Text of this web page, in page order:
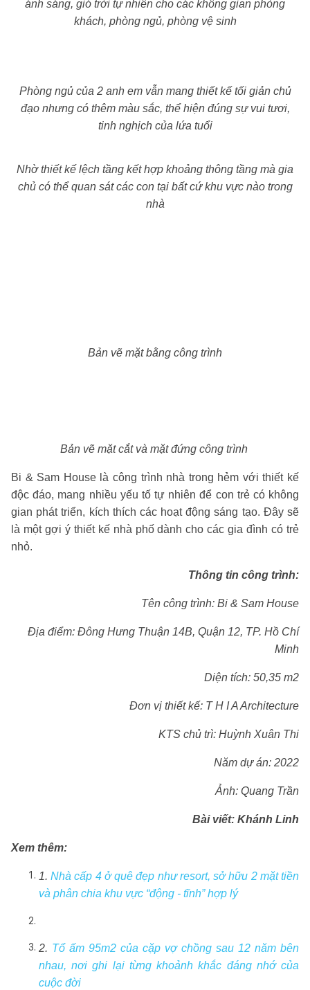
ánh sáng, gió trời tự nhiên cho các không gian phòng
khách, phòng ngủ, phòng vệ sinh
Phòng ngủ của 2 anh em vẫn mang thiết kế tối giản chủ
đạo nhưng có thêm màu sắc, thể hiện đúng sự vui tươi,
tinh nghịch của lứa tuổi
Nhờ thiết kế lệch tầng kết hợp khoảng thông tầng mà gia
chủ có thể quan sát các con tại bất cứ khu vực nào trong
nhà
Bản vẽ mặt bằng công trình
Bản vẽ mặt cắt và mặt đứng công trình
Bi & Sam House là công trình nhà trong hẻm với thiết kế
độc đáo, mang nhiều yếu tố tự nhiên để con trẻ có không
gian phát triển, kích thích các hoạt động sáng tạo. Đây sẽ
là một gợi ý thiết kế nhà phố dành cho các gia đình có trẻ
nhỏ.
Thông tin công trình:
Tên công trình: Bi & Sam House
Địa điểm: Đông Hưng Thuận 14B, Quận 12, TP. Hồ Chí
Minh
Diện tích: 50,35 m2
Đơn vị thiết kế: T H I A Architecture
KTS chủ trì: Huỳnh Xuân Thi
Năm dự án: 2022
Ảnh: Quang Trần
Bài viết: Khánh Linh
Xem thêm:
1.Nhà cấp 4 ở quê đẹp như resort, sở hữu 2 mặt tiền
và phân chia khu vực “động - tĩnh” hợp lý
2. Tổ ấm 95m2 của cặp vợ chồng sau 12 năm bên
nhau, nơi ghi lại từng khoảnh khắc đáng nhớ của
cuộc đời